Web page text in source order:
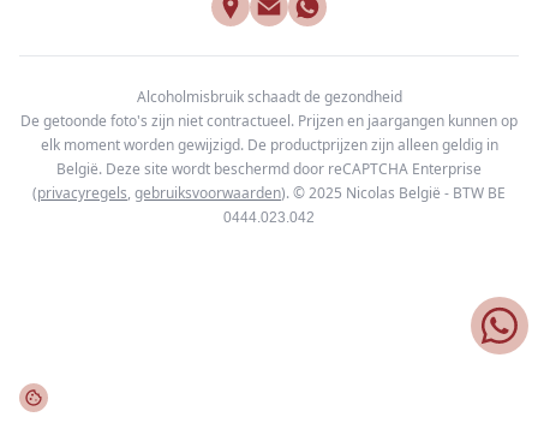
Alcoholmisbruik schaadt de gezondheid
De getoonde foto's zijn niet contractueel. Prijzen en jaargangen kunnen op
elk moment worden gewijzigd. De productprijzen zijn alleen geldig in
België. Deze site wordt beschermd door reCAPTCHA Enterprise
(privacyregels, gebruiksvoorwaarden). © 2025 Nicolas België - BTW BE
0444.023.042